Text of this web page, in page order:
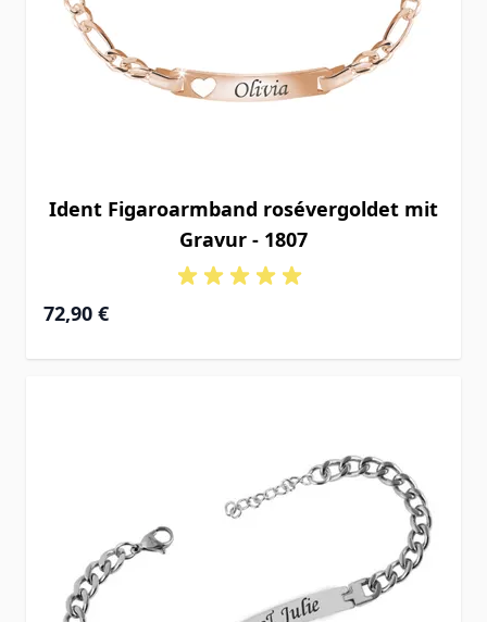
Ident Figaroarmband rosévergoldet mit
Gravur - 1807
Ab
72,90 €